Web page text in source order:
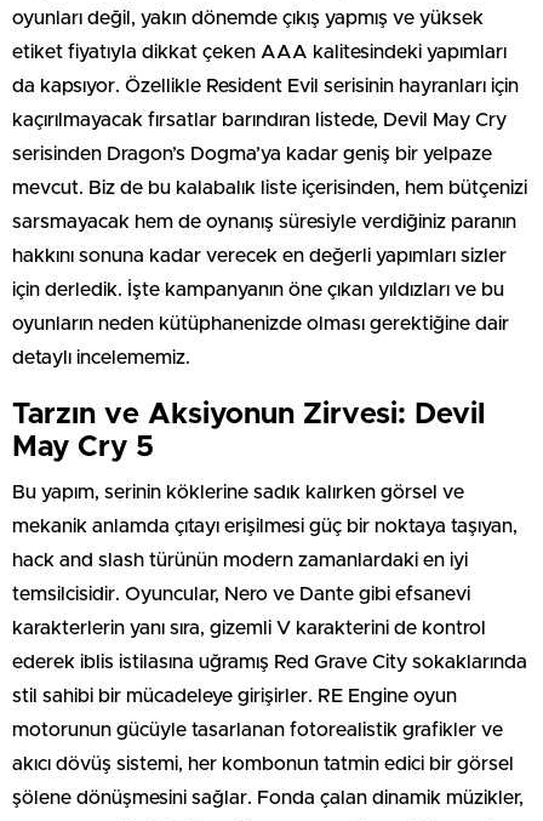
oyunları değil, yakın dönemde çıkış yapmış ve yüksek
etiket fiyatıyla dikkat çeken AAA kalitesindeki yapımları
da kapsıyor. Özellikle Resident Evil serisinin hayranları için
kaçırılmayacak fırsatlar barındıran listede, Devil May Cry
serisinden Dragon’s Dogma’ya kadar geniş bir yelpaze
mevcut. Biz de bu kalabalık liste içerisinden, hem bütçenizi
sarsmayacak hem de oynanış süresiyle verdiğiniz paranın
hakkını sonuna kadar verecek en değerli yapımları sizler
için derledik. İşte kampanyanın öne çıkan yıldızları ve bu
oyunların neden kütüphanenizde olması gerektiğine dair
detaylı incelememiz.
Tarzın ve Aksiyonun Zirvesi: Devil
May Cry 5
Bu yapım, serinin köklerine sadık kalırken görsel ve
mekanik anlamda çıtayı erişilmesi güç bir noktaya taşıyan,
hack and slash türünün modern zamanlardaki en iyi
temsilcisidir. Oyuncular, Nero ve Dante gibi efsanevi
karakterlerin yanı sıra, gizemli V karakterini de kontrol
ederek iblis istilasına uğramış Red Grave City sokaklarında
stil sahibi bir mücadeleye girişirler. RE Engine oyun
motorunun gücüyle tasarlanan fotorealistik grafikler ve
akıcı dövüş sistemi, her kombonun tatmin edici bir görsel
şölene dönüşmesini sağlar. Fonda çalan dinamik müzikler,